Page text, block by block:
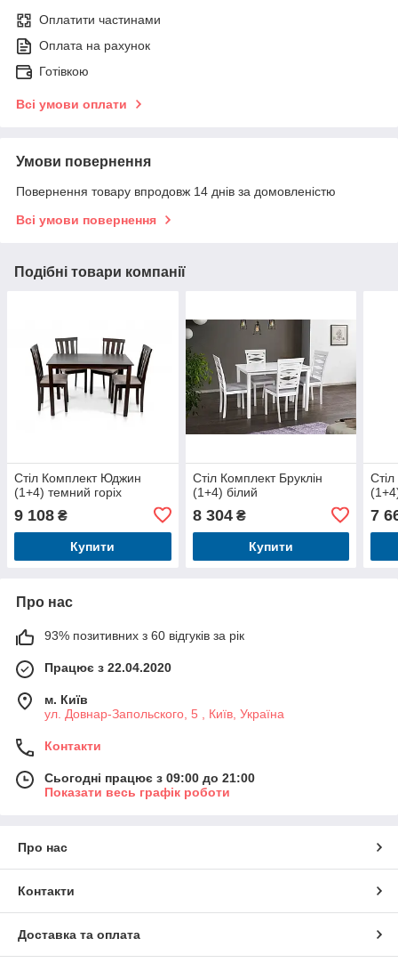
Оплатити частинами
Оплата на рахунок
Готівкою
Всі умови оплати
Умови повернення
Повернення товару впродовж 14 днів за домовленістю
Всі умови повернення
Подібні товари компанії
Стіл Комплект Юджин
(1+4) темний горіх
9 108 ₴
Купити
Стіл Комплект Бруклін
(1+4) білий
8 304₴
Купити
7
Про нас
93% позитивних з 60 відгуків за рік
Працює з 22.04.2020
м. Київ
ул. Довнар-Запольского, 5 , Київ, Україна
Контакти
Сьогодні працює з 09:00 до 21:00
Показати весь графік роботи
Про нас
Контакти
Доставка та оплата